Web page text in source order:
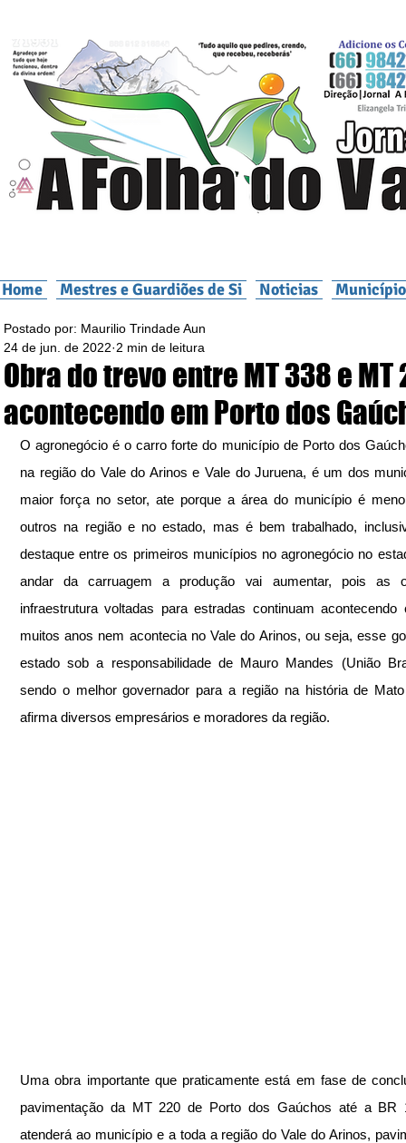
Home Mestres e Guardiões de Si Noticias
Obra do trevo entre MT 338 e MT
acontecendo em Porto dos
Postado por: Maurilio Trindade Aun
24 de jun. de 2022 2 min de leitura
O agronegócio é o carro forte do município de Porto dos
na região do Vale do Arinos e Vale do Juruena, é um dos
maior força no setor, ate porque a área do município é
outros na região e no estado, mas é bem trabalhado,
destaque entre os primeiros municípios no agronegócio no
andar da carruagem a produção vai aumentar, pois as
infraestrutura voltadas para estradas continuam acontecendo
muitos anos nem acontecia no Vale do Arinos, ou seja, esse
estado sob a responsabilidade de Mauro Mandes (União
sendo o melhor governador para a região na história de
afirma diversos empresários e moradores da região.
Uma obra importante que praticamente está em fase de
pavimentação da MT 220 de Porto dos Gaúchos até a BR
atenderá ao município e a toda a região do Vale do Arinos,